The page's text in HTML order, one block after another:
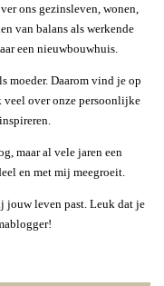
ons gezinsleven, wonen,
van balans als werkende
een nieuwbouwhuis.
moeder. Daarom vind je op
over onze persoonlijke
maar al vele jaren een
en met mij meegroeit.
jouw leven past. Leuk dat je